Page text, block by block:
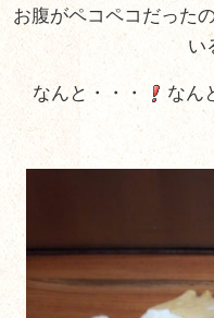
お腹がペコペコだった
い
なんと・・・ なん